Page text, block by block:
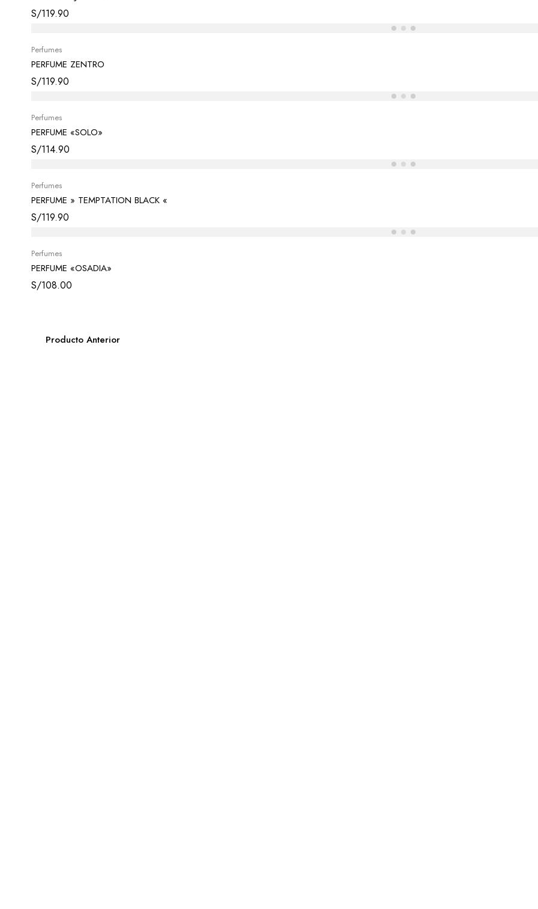
S/119.90
Perfumes
PERFUME ZENTRO
S/119.90
Perfumes
PERFUME «SOLO»
S/114.90
Perfumes
PERFUME » TEMPTATION BLACK «
S/119.90
Perfumes
PERFUME «OSADIA»
S/108.00
Producto Anterior